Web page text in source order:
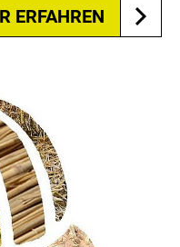
ERFAHREN